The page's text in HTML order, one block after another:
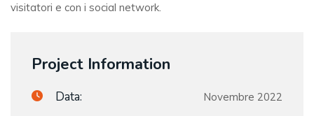
visitatori e con i social network.
Project Information
Data: Novembre 2022